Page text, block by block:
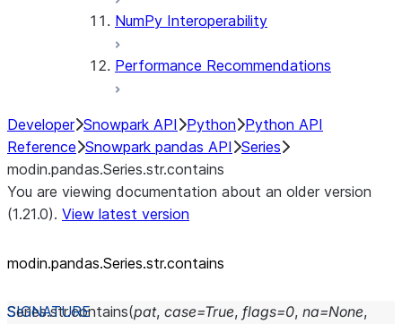
NumPy Interoperability
Performance Recommendations
Developer Snowpark API Python Python API
Reference Snowpark pandas API Series
modin.pandas.Series.str.contains
You are viewing documentation about an older version
(1.21.0). View latest version
modin.pandas.Series.str.contains
Series.str.contains(pat, case=True, flags=0, na=None,